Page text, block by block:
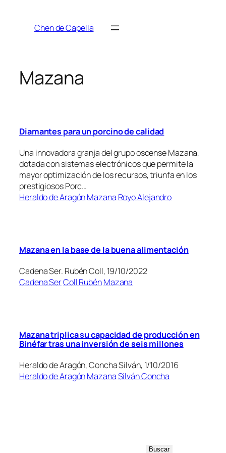
contenidoChen de Capella
Mazana
Diamantes para un porcino de calidad
Una innovadora granja del grupo oscense Mazana,
dotada con sistemas electrónicos que permite la
mayor optimización de los recursos, triunfa en los
prestigiosos Porc…
Heraldo de AragónMazana Royo Alejandro
Mazana en la base de la buena alimentación
Cadena Ser. Rubén Coll, 19/10/2022
Cadena SerColl RubénMazana
Mazana triplica su capacidad de producción en
Binéfar tras una inversión de seis millones
Heraldo de Aragón, Concha Silván, 1/10/2016
Heraldo de AragónMazanaSilván Concha
Buscar